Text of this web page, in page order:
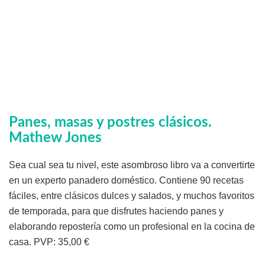
Panes, masas y postres clásicos.
Mathew Jones
Sea cual sea tu nivel, este asombroso libro va a convertirte
en un experto panadero doméstico. Contiene 90 recetas
fáciles, entre clásicos dulces y salados, y muchos favoritos
de temporada, para que disfrutes haciendo panes y
elaborando repostería como un profesional en la cocina de
casa. PVP: 35,00 €